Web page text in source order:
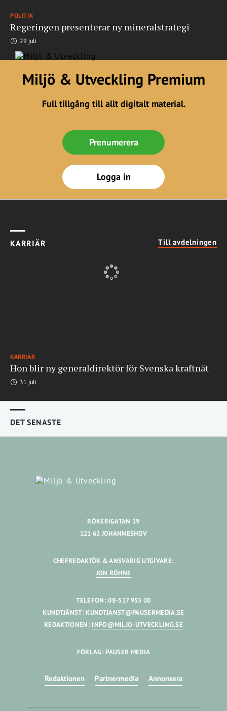
POLITIK
Regeringen presenterar ny mineralstrategi
29 juli
Miljö & Utveckling Premium
Full tillgång till allt digitalt material.
Prenumerera
Logga in
KARRIÄR Till avdelningen
KARRIÄR
Hon blir ny generaldirektör för Svenska kraftnät
31 juli
DET SENASTE
RÖKERIGATAN 19
121 62 JOHANNESHOV
CHEFREDAKTÖR & ANSVARIG UTGIVARE:
JON RÖHNE
TELEFON: 08-517 955 00
KUNDTJÄNST: KUNDTJANST@PAUSERMEDIA.SE
REDAKTIONEN: INFO@MILJO-UTVECKLING.SE
FÖRLAG: PAUSER MEDIA
Redaktionen Partnermedia Annonsera